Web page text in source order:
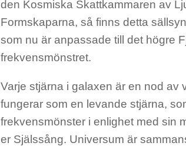
den Kosmiska Skattkammaren av
Formskaparna, så finns detta
som nu är anpassade till det högre
frekvensmönstret.
Varje stjärna i galaxen är en nod av
fungerar som en levande stjärna,
frekvensmönster i enlighet med sin
er Själssång. Universum är